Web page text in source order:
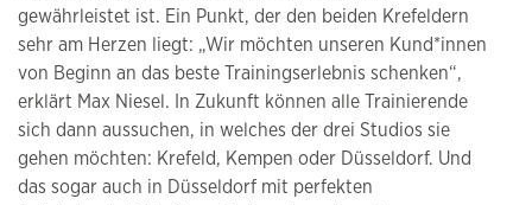
gewährleistet ist. Ein Punkt, der den beiden Krefeldern
sehr am Herzen liegt: „Wir möchten unseren Kund*innen
von Beginn an das beste Trainingserlebnis schenken“,
erklärt Max Niesel. In Zukunft können alle Trainierende
sich dann aussuchen, in welches der drei Studios sie
gehen möchten: Krefeld, Kempen oder Düsseldorf. Und
das sogar auch in Düsseldorf mit perfekten